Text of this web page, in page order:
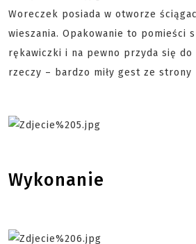
Woreczek posiada w otworze
wieszania. Opakowanie to pomieści
rękawiczki i na pewno przyda się do
rzeczy – bardzo miły gest ze strony
Wykonanie